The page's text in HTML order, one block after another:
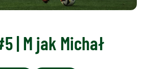
| M jak Michał